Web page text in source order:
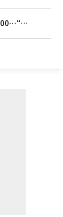
[주간증시전망] 다음주 코스피 6000~7000⋯“外人 수급은 정책이 변수”